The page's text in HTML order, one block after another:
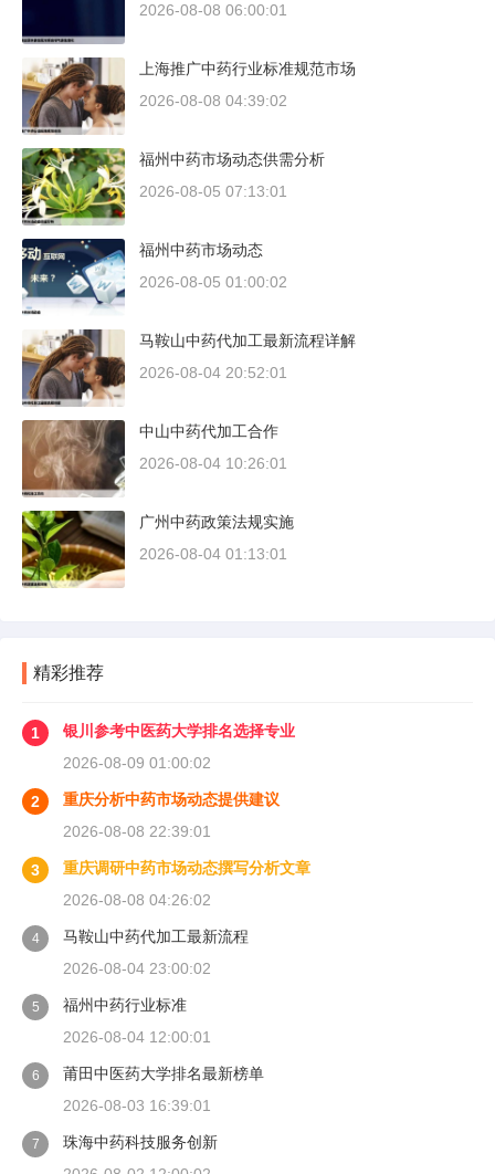
2026-08-08 06:00:01
上海推广中药行业标准规范市场
2026-08-08 04:39:02
福州中药市场动态供需分析
2026-08-05 07:13:01
福州中药市场动态
2026-08-05 01:00:02
马鞍山中药代加工最新流程详解
2026-08-04 20:52:01
中山中药代加工合作
2026-08-04 10:26:01
广州中药政策法规实施
2026-08-04 01:13:01
精彩推荐
1
银川参考中医药大学排名选择专业
2026-08-09 01:00:02
2
重庆分析中药市场动态提供建议
2026-08-08 22:39:01
3
重庆调研中药市场动态撰写分析文章
2026-08-08 04:26:02
4
马鞍山中药代加工最新流程
2026-08-04 23:00:02
5
福州中药行业标准
2026-08-04 12:00:01
6
莆田中医药大学排名最新榜单
2026-08-03 16:39:01
7
珠海中药科技服务创新